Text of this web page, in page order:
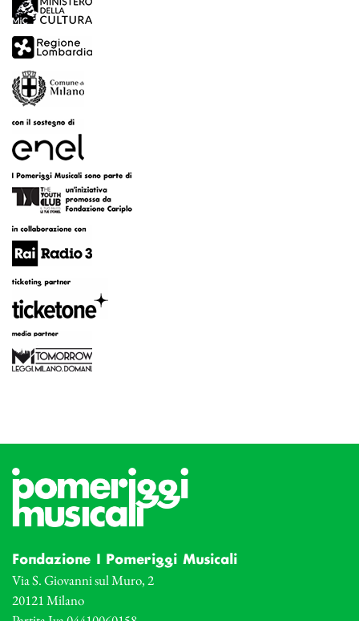
Fondazione I Pomeriggi Musicali
Via S. Giovanni sul Muro, 2
20121 Milano